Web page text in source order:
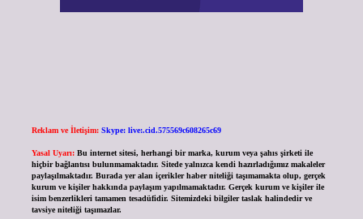
Reklam ve İletişim: Skype: live:.cid.575569c608265c69
Yasal Uyarı: Bu internet sitesi, herhangi bir marka, kurum veya şahıs şirketi ile
hiçbir bağlantısı bulunmamaktadır. Sitede yalnızca kendi hazırladığımız makaleler
paylaşılmaktadır. Burada yer alan içerikler haber niteliği taşımamakta olup, gerçek
kurum ve kişiler hakkında paylaşım yapılmamaktadır. Gerçek kurum ve kişiler ile
isim benzerlikleri tamamen tesadüfidir. Sitemizdeki bilgiler taslak halindedir ve
tavsiye niteliği taşımazlar.